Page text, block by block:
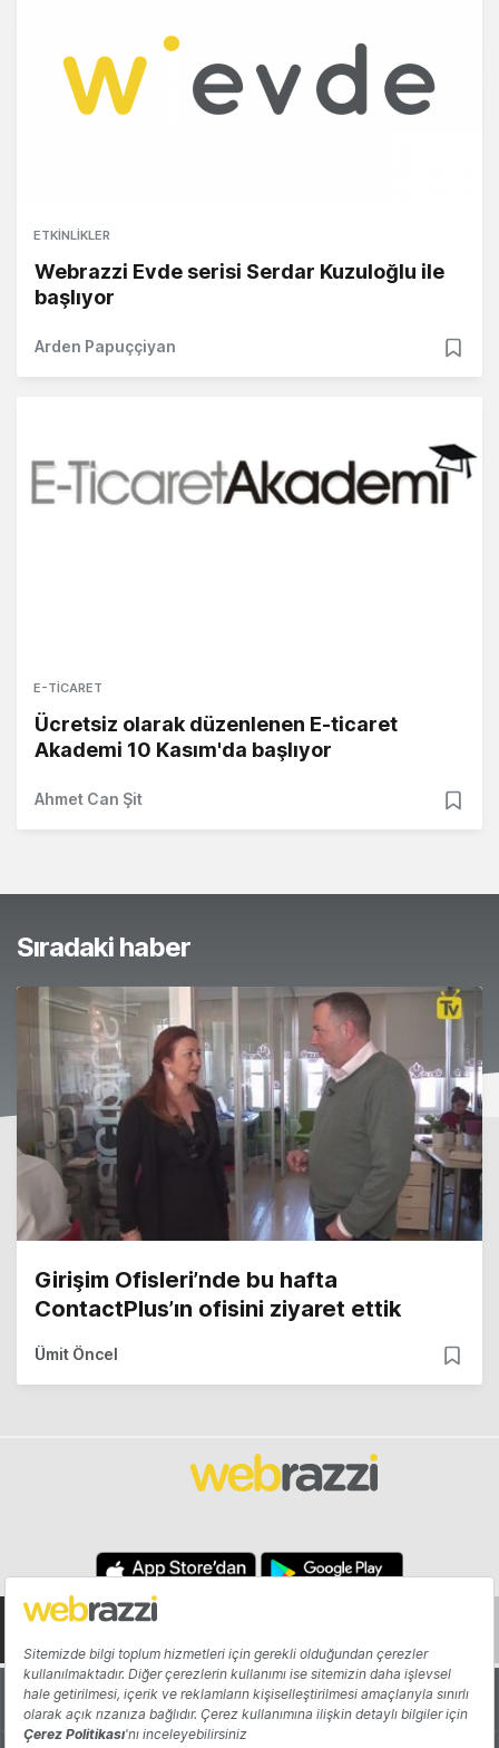
ETKINLIKLER
Webrazzi Evde serisi Serdar Kuzuloğlu ile
başlıyor
Arden Papuççiyan
E-TICARET
Ücretsiz olarak düzenlenen E-ticaret
Akademi 10 Kasım'da başlıyor
Ahmet Can Şit
Sıradaki haber
Girişim Ofisleri’nde bu hafta
ContactPlus’ın ofisini ziyaret ettik
Ümit Öncel
Hakkında Yazarlar